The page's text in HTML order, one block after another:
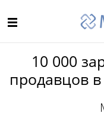
10 000
продавцов